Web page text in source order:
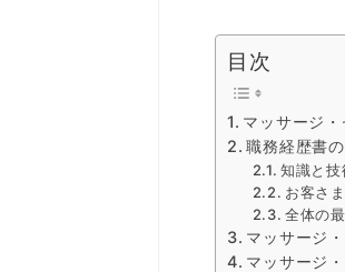
目次
マッサージ
職務経歴書
知識と技
お客さ
全体の
マッサージ
マッサージ